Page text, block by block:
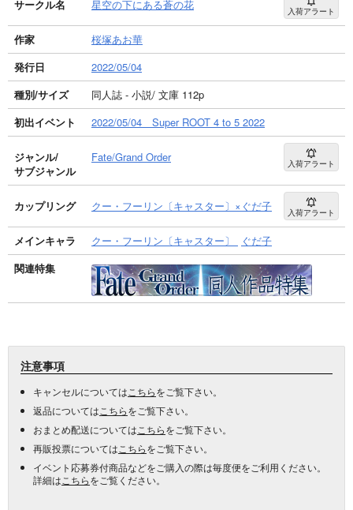
サークル名 星空の下にある蒼の花 入荷アラート
作家
桜塚あお華
発行日
2022/05/04
種別/サイズ
同人誌 - 小説/ 文庫 112p
初出イベント
2022/05/04 Super ROOT 4 to 5 2022
ジャンル/
サブジャンル
Fate/Grand Order 入荷アラート
カップリング クー・フーリン〔キャスター〕×ぐだ子 入荷アラート
メインキャラ クー・フーリン〔キャスター〕
ぐだ子
関連特集
注意事項
キャンセルについては こちらをご覧下さい。
返品については こちらをご覧下さい。
おまとめ配送については こちらをご覧下さい。
再販投票については こちらをご覧下さい。
イベント応募券付商品などをご購入の際は毎度便をご利用ください。
詳細は こちらをご覧ください。